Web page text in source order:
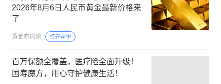
2026年8月6日人民币黄金最新价格来
了
黄金布局论 打开APP
百万保额全覆盖，医疗险全面升级！
国寿魔方，用心守护健康生活！